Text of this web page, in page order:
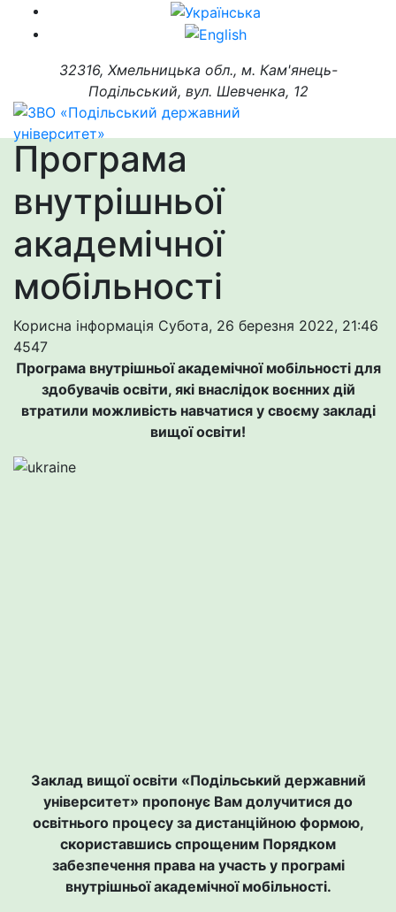
32316, Хмельницька обл., м. Кам'янець-
Подільський, вул. Шевченка, 12
Програма
внутрішньої
академічної
мобільності
Корисна інформація Субота, 26 березня 2022, 21:46
4547
Програма внутрішньої академічної мобільності для
здобувачів освіти, які внаслідок воєнних дій
втратили можливість навчатися у своєму закладі
вищої освіти!
Заклад вищої освіти «Подільський державний
університет» пропонує Вам долучитися до
освітнього процесу за дистанційною формою,
скориставшись спрощеним Порядком
забезпечення права на участь у програмі
внутрішньої академічної мобільності.